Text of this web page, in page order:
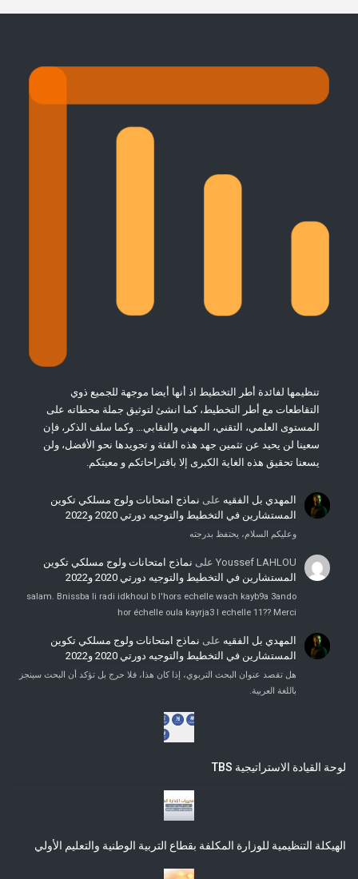
تنظيمها لفائدة أطر التخطيط اذ أنها أيضا موجهة للجميع ذوي
التقاطعات مع أطر التخطيط، كما انشئ لتوثيق جملة محطاته على
المستوى العلمي، التقني، المهني والنقابي… وكما سلف الذكر، فإن
سعينا لن يحيد عن تثمين جهد هذه الفئة و تجويدها نحو الأفضل، ولن
يسعنا تحقيق هذه الغاية الكبرى إلا باقتراحاتكم و معيتكم.
المهدي بل الفقيه على نماذج امتحانات ولوج مسلكي تكوين
المستشارين في التخطيط والتوجيه دورتي 2020 و2022
وعليكم السلام، يحتفظ بدرجته
Youssef LAHLOU على نماذج امتحانات ولوج مسلكي تكوين
المستشارين في التخطيط والتوجيه دورتي 2020 و2022
salam. Bnissba li radi idkhoul b l'hors echelle wach kayb9a 3ando
hor échelle oula kayrja3 l echelle 11?? Merci
المهدي بل الفقيه على نماذج امتحانات ولوج مسلكي تكوين
المستشارين في التخطيط والتوجيه دورتي 2020 و2022
هل تقصد عنوان البحث التربوي، إذا كان هذا، فلا حرج بل تؤكد أن البحث سينجز
باللغة العربية.
لوحة القيادة الاستراتيجية TBS
الهيكلة التنظيمية للوزارة المكلفة بقطاع التربية الوطنية والتعليم الأولي